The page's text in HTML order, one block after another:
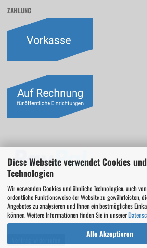
Diese Webseite verwendet Cookies
Technologien
Wir verwenden Cookies und ähnliche Technologien, auch
ordentliche Funktionsweise der Website zu gewährleisten,
Angebotes zu analysieren und Ihnen ein bestmögliches
können. Weitere Informationen finden Sie in unserer
Alle Akzeptieren
ZAHLUNG